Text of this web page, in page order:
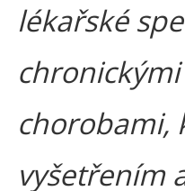
lékařské
chorobami,
vyšetřením